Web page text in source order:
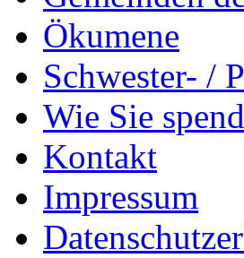
Ökumene
Schwester- /
Wie Sie
Kontakt
Impressum